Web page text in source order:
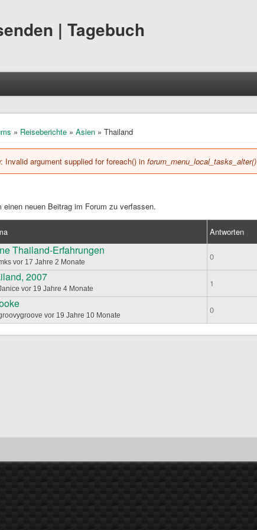
| Tagebuch
» Reiseberichte »Asien » Thailand
: Invalid argument supplied for foreach() inforum_menu_local_tasks_alter()
einen neuen Beitrag im Forum zu verfassen.
Antworten
Thailand-Erfahrungen
vor 17 Jahre 2 Monate 0
2007
vor 19 Jahre 4 Monate 1
vor 19 Jahre 10 Monate 0